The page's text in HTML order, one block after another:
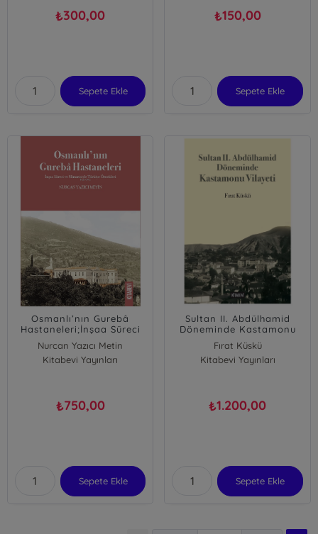
₺300,00
Sepete Ekle
₺150,00
Sepete Ekle
Osmanlı’nın Gurebâ
Hastaneleri;İnşaa Süreci
Örnekleri
Nurcan Yazıcı Metin
Kitabevi Yayınları
₺750,00
Sepete Ekle
Sultan II. Abdülhamid
Döneminde Kastamonu
Vilayeti
Fırat Küskü
Kitabevi Yayınları
₺1.200,00
Sepete Ekle